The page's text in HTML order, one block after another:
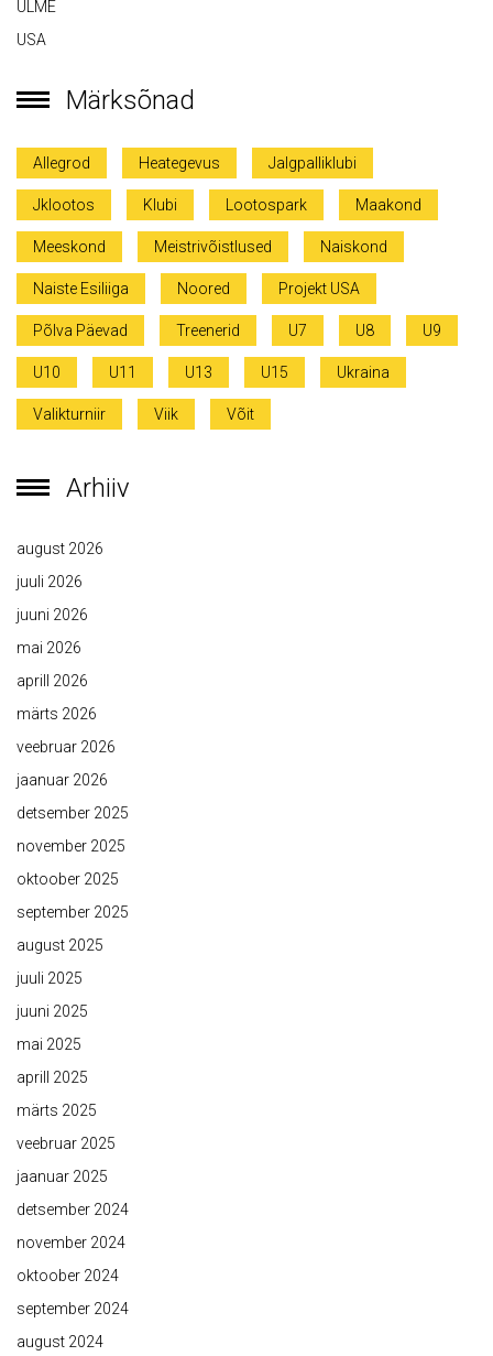
ULME
USA
Märksõnad
Allegrod Heategevus Jalgpalliklubi
Jklootos Klubi Lootospark Maakond
Meeskond Meistrivõistlused Naiskond
Naiste Esiliiga Noored Projekt USA
Põlva Päevad Treenerid U7 U8 U9
U10 U11 U13 U15 Ukraina
Valikturniir Viik Võit
Arhiiv
august 2026
juuli 2026
juuni 2026
mai 2026
aprill 2026
märts 2026
veebruar 2026
jaanuar 2026
detsember 2025
november 2025
oktoober 2025
september 2025
august 2025
juuli 2025
juuni 2025
mai 2025
aprill 2025
märts 2025
veebruar 2025
jaanuar 2025
detsember 2024
november 2024
oktoober 2024
september 2024
august 2024